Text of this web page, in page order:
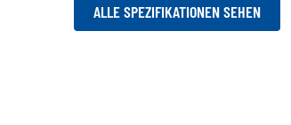
ALLE SPEZIFIKATIONEN SEHEN